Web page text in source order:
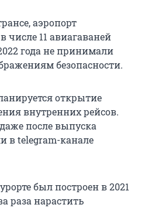
аэропорт
числе 11 авиагаваней
года не принимали
безопасности.
открытие
внутренних рейсов.
после выпуска
в telegram-канале
был построен в 2021
раза нарастить